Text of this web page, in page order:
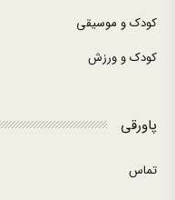
کودک و موسیقی
کودک و ورزش
پاورقی
تماس